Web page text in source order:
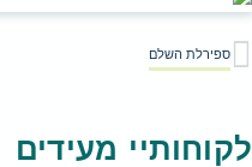
ברית המילה – שרון בג